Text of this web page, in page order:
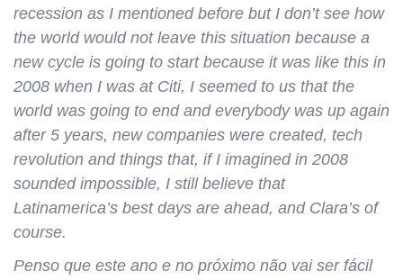
recession as I mentioned before but I don’t see how
the world would not leave this situation because a
new cycle is going to start because it was like this in
2008 when I was at Citi, I seemed to us that the
world was going to end and everybody was up again
after 5 years, new companies were created, tech
revolution and things that, if I imagined in 2008
sounded impossible, I still believe that
Latinamerica’s best days are ahead, and Clara’s of
course.
Penso que este ano e no próximo não vai ser fácil